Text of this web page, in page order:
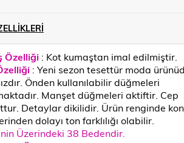
Özelliği : Kot kumaştan imal edilmiştir.
: Yeni sezon tesettür moda
Önden kullanılabilir düğmeleri
Manşet düğmeleri aktiftir. Cep
Detaylar dikilidir. Ürün renginde
dolayı ton farklılığı olabilir.
Üzerindeki 38 Bedendir.